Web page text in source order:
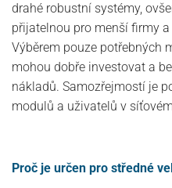
drahé robustní systémy,
přijatelnou pro menší firmy
Výběrem pouze potřebných
mohou dobře investovat a
nákladů. Samozřejmostí je
modulů a uživatelů v
Proč je určen pro středné